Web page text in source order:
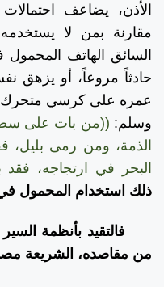
الأذن، يضاعف
مقارنة بمن لا يستخدمه
السائق الهاتف المحمول
حادثاً مروعاً، أو يزهق
عمره على كرسي متحرك،
وسلم: ((من بات على
الذمة، ومن رمى بليل،
البحر في ارتجاجه،
ذلك استخدام المحمول في
فالتقيد بأنظمة
من مقاصده، الشريعة